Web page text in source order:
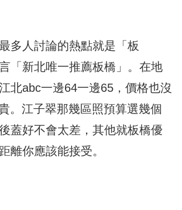
多人討論的熱點就是「板
「新北唯一推薦板橋」。在地
北abc一邊64一邊65，價格也沒
。江子翠那幾區照預算選幾個
蓋好不會太差，其他就板橋優
離你應該能接受。